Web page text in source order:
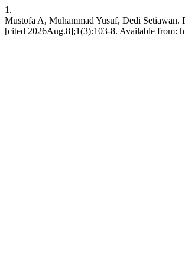
1.
Mustofa A, Muhammad Yusuf, Dedi Setiawan.
[cited 2026Aug.8];1(3):103-8. Available from: